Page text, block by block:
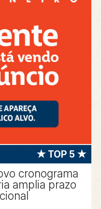
★ TOP 5 ★
cronograma
amplia prazo